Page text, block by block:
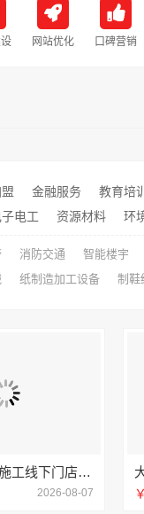
网站优化 口碑营销
金融服务 教育培训
电工 资源材料 环
消防交通 智能楼宇
纸制造加工设备 制鞋
宁波海曙家装施工线下门店地址宁波雅美和居建材科技有限公司
2026-08-07